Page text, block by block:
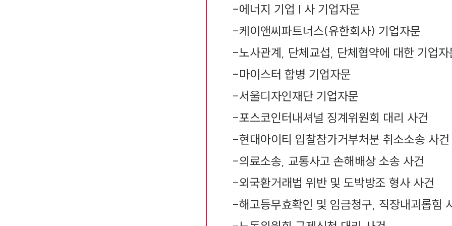
-에너지 기업 I 사 기업자문
-케이앤씨파트너스(유한회사) 기업자문
-노사관계, 단체교섭, 단체협약에 대한 기업자
-마이스터 합병 기업자문
-서울디자인재단 기업자문
-포스코인터내셔널 징계위원회 대리 사건
-현대아이티 입찰참가거부처분 취소소송 사건
-의료소송, 교통사고 손해배상 소송 사건
-외국환거래법 위반 및 도박방조 형사 사건
-해고등무효확인 및 임금청구, 직장내괴롭힘